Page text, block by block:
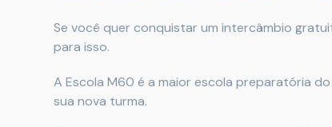
Se você quer conquistar um intercâmbio
para isso.
A Escola M60 é a maior escola preparatória
sua nova turma.